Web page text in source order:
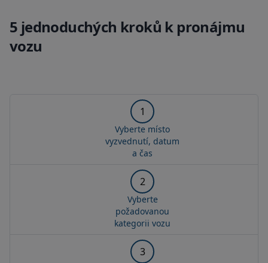
5 jednoduchých kroků k pronájmu
vozu
1
Vyberte místo
vyzvednutí, datum
a čas
2
Vyberte
požadovanou
kategorii vozu
3